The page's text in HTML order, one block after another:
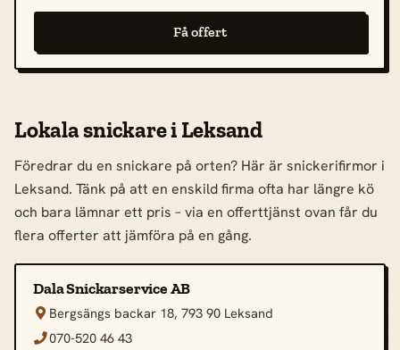
Få offert
Lokala snickare i Leksand
Föredrar du en snickare på orten? Här är snickerifirmor i
Leksand. Tänk på att en enskild firma ofta har längre kö
och bara lämnar ett pris – via en offerttjänst ovan får du
flera offerter att jämföra på en gång.
Dala Snickarservice AB
 Bergsängs backar 18, 793 90 Leksand
070-520 46 43